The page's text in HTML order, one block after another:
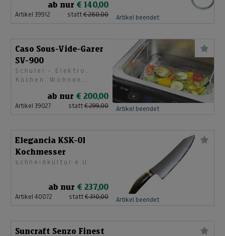
ab nur € 140,00
Artikel 39912 statt € 280,00 Artikel beendet
Caso Sous-Vide-Garer
SV-900
Schuler - Elektro,
Küchen, Wohnen,
& Sonnenschutz
ab nur € 200,00
Artikel 39027 statt € 299,00 Artikel beendet
Elegancia KSK-01
Kochmesser
schneidkultur e.U.
ab nur € 237,00
Artikel 40072 statt € 310,00 Artikel beendet
Suncraft Senzo Finest